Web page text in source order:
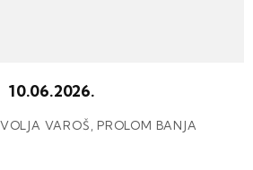
10.06.2026.
VAROŠ, PROLOM BANJA